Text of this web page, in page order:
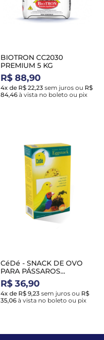
BIOTRON CC2030
PREMIUM 5 KG
R$ 88,90
4x de R$ 22,23 sem juros ou R$
84,46 à vista no boleto ou pix
CéDé - SNACK DE OVO
PARA PÁSSAROS
EXÓTICOS - 150 g
R$ 36,90
4x de R$ 9,23 sem juros ou R$
35,06 à vista no boleto ou pix